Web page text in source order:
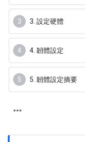
3. 設定硬體
4. 韌體設定
5. 韌體設定摘要